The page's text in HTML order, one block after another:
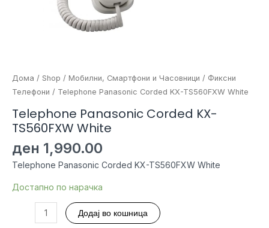
Дома / Shop / Мобилни, Смартфони и Часовници / Фиксни
Телефони / Telephone Panasonic Corded KX-TS560FXW White
Telephone Panasonic Corded KX-
TS560FXW White
ден 1,990.00
Telephone Panasonic Corded KX-TS560FXW White
Достапно по нарачка
Telephone
Panasonic
Додај во кошница